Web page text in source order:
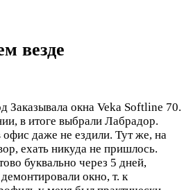
везде
Заказывала окна Veka Softline 70.
в итоге выбрали Лабрадор.
даже не ездили. Тут же, на
ехать никуда не пришлось.
буквально через 5 дней,
окно, т. к